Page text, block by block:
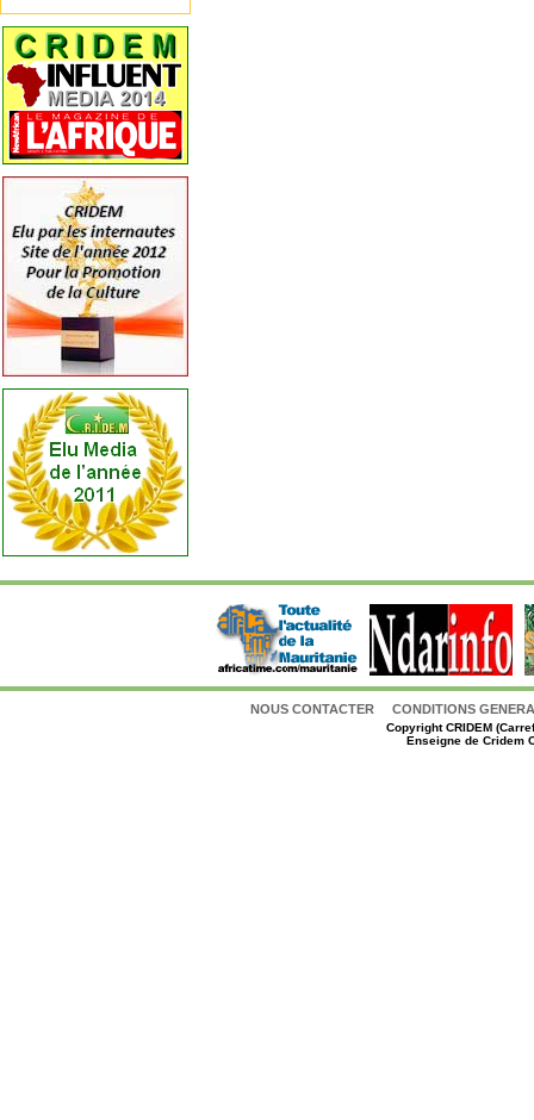
NOUS CONTACTER CONDITIONS
CopyrightCRIDEM
Enseigne de Cridem